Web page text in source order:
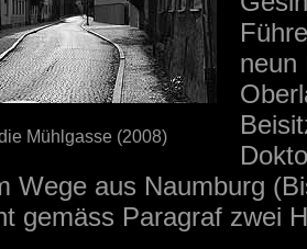
Mühlgasse (2008)
neun
Wege aus Naumburg
gemäss Paragraf zwei